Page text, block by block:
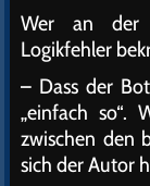
Wer an der
Logikfehler
– Dass der
„einfach so“.
zwischen den
sich der Autor